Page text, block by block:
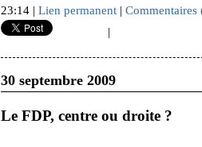
23:14 | Lien permanent | Commentaires
|
30 septembre 2009
Le FDP, centre ou droite ?